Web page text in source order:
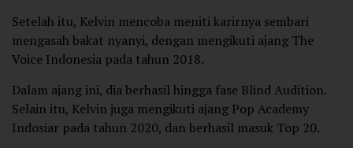
Setelah itu, Kelvin mencoba meniti karirnya sembari
mengasah bakat nyanyi, dengan mengikuti ajang The
Voice Indonesia pada tahun 2018.
Dalam ajang ini, dia berhasil hingga fase Blind Audition.
Selain itu, Kelvin juga mengikuti ajang Pop Academy
Indosiar pada tahun 2020, dan berhasil masuk Top 20.